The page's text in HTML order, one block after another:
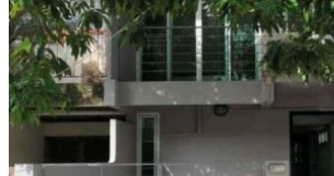
ม.ราชภัฏพระนคร 3.1 กม.
ม.ธุรกิจบัณฑิตย์ 3.5 กม.
รพ.Central General 4.3 กม.
ไปรษณีย์หลักสี่ 1 กม.
ราชพฤกษ์คลับ 2.1 กม.